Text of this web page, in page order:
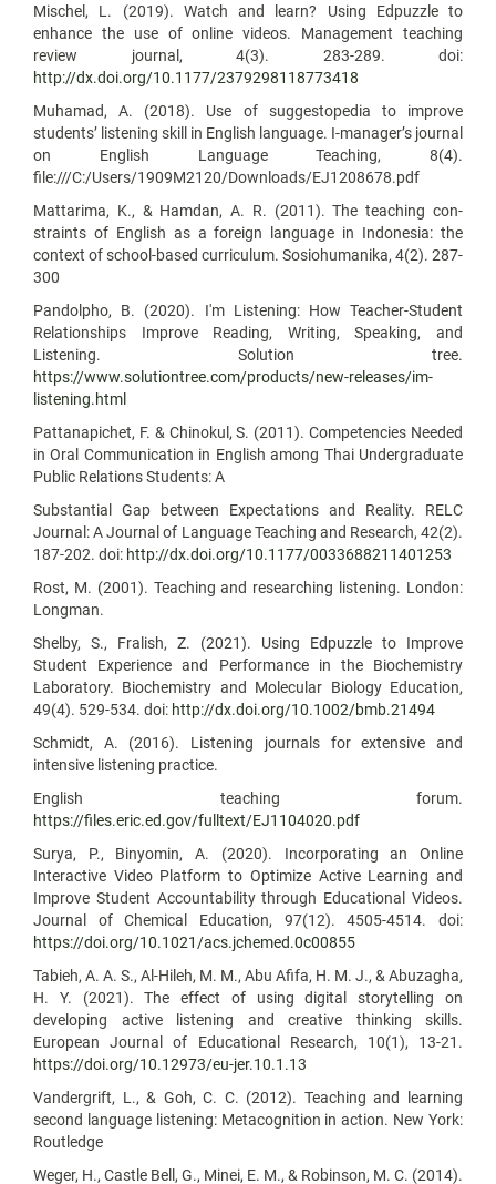
Mischel, L. (2019). Watch and learn? Using Edpuzzle to
enhance the use of online videos. Management teaching
review journal, 4(3). 283-289. doi:
http://dx.doi.org/10.1177/2379298118773418
Muhamad, A. (2018). Use of suggestopedia to improve
students’ listening skill in English language. I-manager’s journal
on English Language Teaching, 8(4).
file:///C:/Users/1909M2120/Downloads/EJ1208678.pdf
Mattarima, K., & Hamdan, A. R. (2011). The teaching con-
straints of English as a foreign language in Indonesia: the
context of school-based curriculum. Sosiohumanika, 4(2). 287-
300
Pandolpho, B. (2020). I'm Listening: How Teacher-Student
Relationships Improve Reading, Writing, Speaking, and
Listening. Solution tree.
https://www.solutiontree.com/products/new-releases/im-
listening.html
Pattanapichet, F. & Chinokul, S. (2011). Competencies Needed
in Oral Communication in English among Thai Undergraduate
Public Relations Students: A
Substantial Gap between Expectations and Reality. RELC
Journal: A Journal of Language Teaching and Research, 42(2).
187-202. doi: http://dx.doi.org/10.1177/0033688211401253
Rost, M. (2001). Teaching and researching listening. London:
Longman.
Shelby, S., Fralish, Z. (2021). Using Edpuzzle to Improve
Student Experience and Performance in the Biochemistry
Laboratory. Biochemistry and Molecular Biology Education,
49(4). 529-534. doi: http://dx.doi.org/10.1002/bmb.21494
Schmidt, A. (2016). Listening journals for extensive and
intensive listening practice.
English teaching forum.
https://files.eric.ed.gov/fulltext/EJ1104020.pdf
Surya, P., Binyomin, A. (2020). Incorporating an Online
Interactive Video Platform to Optimize Active Learning and
Improve Student Accountability through Educational Videos.
Journal of Chemical Education, 97(12). 4505-4514. doi:
https://doi.org/10.1021/acs.jchemed.0c00855
Tabieh, A. A. S., Al-Hileh, M. M., Abu Afifa, H. M. J., & Abuzagha,
H. Y. (2021). The effect of using digital storytelling on
developing active listening and creative thinking skills.
European Journal of Educational Research, 10(1), 13-21.
https://doi.org/10.12973/eu-jer.10.1.13
Vandergrift, L., & Goh, C. C. (2012). Teaching and learning
second language listening: Metacognition in action. New York:
Routledge
Weger, H., Castle Bell, G., Minei, E. M., & Robinson, M. C. (2014).